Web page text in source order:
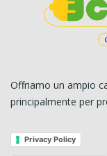
Offriamo un ampio
principalmente per
Privacy Policy